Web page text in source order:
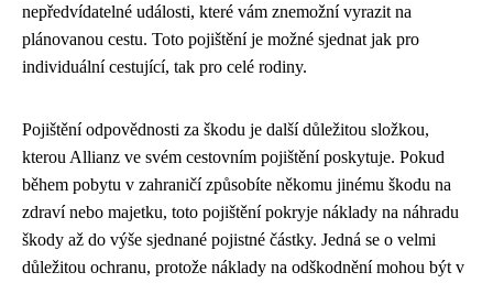
nepředvídatelné události, které vám znemožní vyrazit na
plánovanou cestu. Toto pojištění je možné sjednat jak pro
individuální cestující, tak pro celé rodiny.
Pojištění odpovědnosti za škodu je další důležitou složkou,
kterou Allianz ve svém cestovním pojištění poskytuje. Pokud
během pobytu v zahraničí způsobíte někomu jinému škodu na
zdraví nebo majetku, toto pojištění pokryje náklady na náhradu
škody až do výše sjednané pojistné částky. Jedná se o velmi
důležitou ochranu, protože náklady na odškodnění mohou být v